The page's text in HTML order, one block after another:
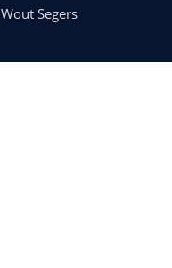
Wout Segers